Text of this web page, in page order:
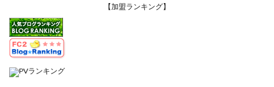
【加盟ランキング】